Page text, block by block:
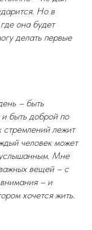
Но в
она будет
делать первые
– быть
и быть доброй по
лежит
человек может
услышанным. Мне
вещей – с
– и
хочется жить.